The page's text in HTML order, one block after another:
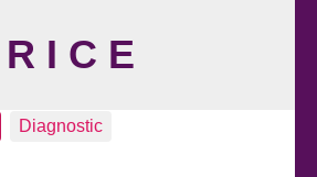
I C E
Diagnostic